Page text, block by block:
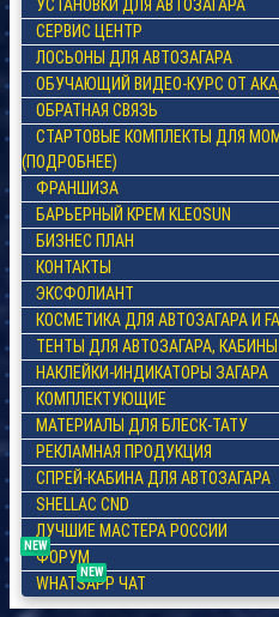
УСТАНОВКИ ДЛЯ АВТОЗАГАРА
СЕРВИС ЦЕНТР
ЛОСЬОНЫ ДЛЯ АВТОЗАГАРА
ОБУЧАЮЩИЙ ВИДЕО-КУРС ОТ
ОБРАТНАЯ СВЯЗЬ
СТАРТОВЫЕ КОМПЛЕКТЫ ДЛЯ
(ПОДРОБНЕЕ)
ФРАНШИЗА
БАРЬЕРНЫЙ КРЕМ KLEOSUN
БИЗНЕС ПЛАН
КОНТАКТЫ
ЭКСФОЛИАНТ
КОСМЕТИКА ДЛЯ АВТОЗАГАРА И
ТЕНТЫ ДЛЯ АВТОЗАГАРА, КАБИНЫ
НАКЛЕЙКИ-ИНДИКАТОРЫ ЗАГАРА
КОМПЛЕКТУЮЩИЕ
МАТЕРИАЛЫ ДЛЯ БЛЕСК-ТАТУ
РЕКЛАМНАЯ ПРОДУКЦИЯ
СПРЕЙ-КАБИНА ДЛЯ АВТОЗАГАРА
SHELLAC CND
ЛУЧШИЕ МАСТЕРА РОССИИ
NEW
ФОРУМ
NEW
WHATSAPP ЧАТ